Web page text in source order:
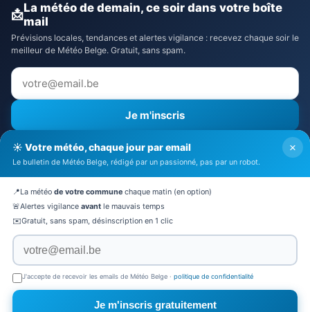
📩La météo de demain, ce soir dans votre boîte
mail
Prévisions locales, tendances et alertes vigilance : recevez chaque soir le
meilleur de Météo Belge. Gratuit, sans spam.
Je m'inscris
⚠️ Recevoir aussi les alertes vigilance
J'accepte la
politique de confidentialité
×
☀️ Votre météo, chaque jour par email
Le bulletin de Météo Belge, rédigé par un passionné, pas par un robot.
📍La météo de votre commune chaque matin (en option)
🚨Alertes vigilance avant le mauvais temps
✉️Gratuit, sans spam, désinscription en 1 clic
J'accepte de recevoir les emails de Météo Belge · politique de confidentialité
Je m'inscris gratuitement
© 2026 Météo Belge · Tous droits réservés
Mentions légales·CGV·Politique de confidentialité·À
propos·Contact·Mon Altitude· Partenaires·Actualités